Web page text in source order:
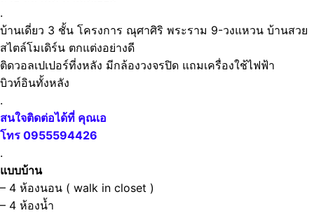
.
บ้านเดี่ยว 3 ชั้น โครงการ ณุศาศิริ พระราม 9-วงแหวน บ้านสวย
สไตล์โมเดิร์น ตกแต่งอย่างดี
ติดวอลเปเปอร์ที่งหลัง มีกล้องวงจรปิด แถมเครื่องใช้ไฟฟ้า
บิวท์อินทั้งหลัง
.
สนใจติดต่อได้ที่ คุณเอ
โทร 0955594426
.
แบบบ้าน
– 4 ห้องนอน ( walk in closet )
– 4 ห้องน้ำ